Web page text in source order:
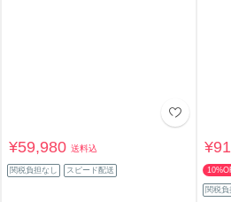
¥59,980送料込
関税負担なし スピード配送
関税負